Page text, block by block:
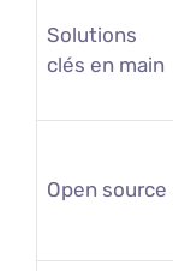
Solutions
clés en main
Open source